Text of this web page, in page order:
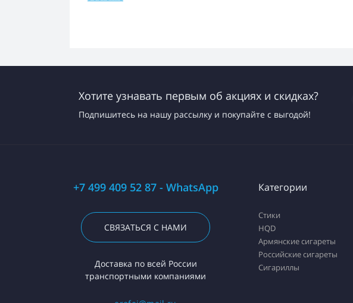
Хотите узнавать первым об акциях и скидках?
Подпишитесь на нашу рассылку и покупайте с выгодой!
+7 499 409 52 87 - WhatsApp
СВЯЗАТЬСЯ С НАМИ
Доставка по всей России
транспортными компаниями
Категории
Стики
HQD
Армянские сигареты
Российские сигареты
Сигариллы